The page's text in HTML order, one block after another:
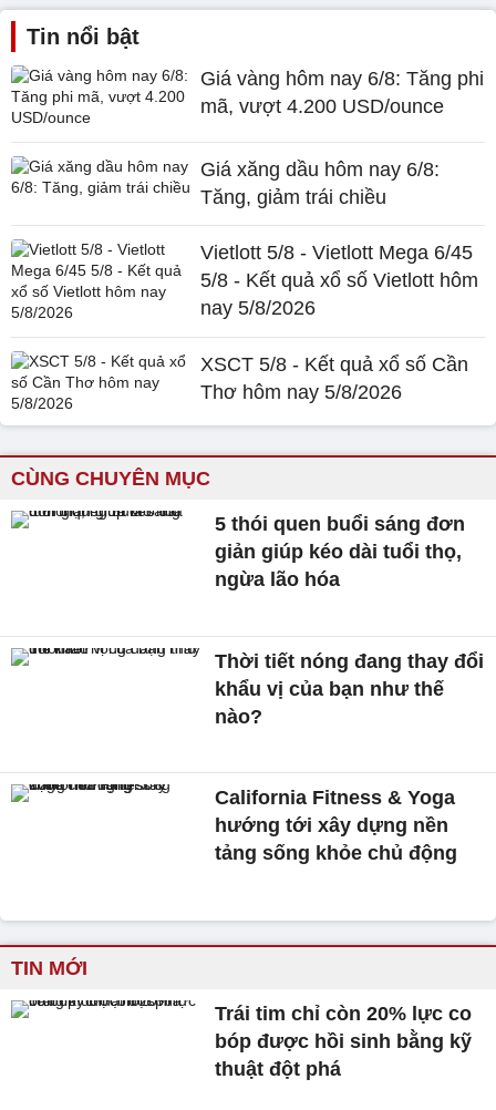
Tin nổi bật
Giá vàng hôm nay 6/8: Tăng phi
mã, vượt 4.200 USD/ounce
Giá xăng dầu hôm nay 6/8:
Tăng, giảm trái chiều
Vietlott 5/8 - Vietlott Mega 6/45
5/8 - Kết quả xổ số Vietlott hôm
nay 5/8/2026
XSCT 5/8 - Kết quả xổ số Cần
Thơ hôm nay 5/8/2026
CÙNG CHUYÊN MỤC
5 thói quen buổi sáng đơn
giản giúp kéo dài tuổi thọ,
ngừa lão hóa
Thời tiết nóng đang thay đổi
khẩu vị của bạn như thế
nào?
California Fitness & Yoga
hướng tới xây dựng nền
tảng sống khỏe chủ động
TIN MỚI
Trái tim chỉ còn 20% lực co
bóp được hồi sinh bằng kỹ
thuật đột phá